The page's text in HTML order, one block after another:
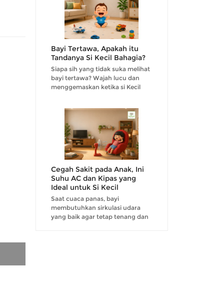
Bayi Tertawa, Apakah itu
Tandanya Si Kecil Bahagia?
Siapa sih yang tidak suka melihat
bayi tertawa? Wajah lucu dan
menggemaskan ketika si Kecil
orangtua....
Cegah Sakit pada Anak, Ini
Suhu AC dan Kipas yang
Ideal untuk Si Kecil
Saat cuaca panas, bayi
membutuhkan sirkulasi udara
yang baik agar tetap tenang dan